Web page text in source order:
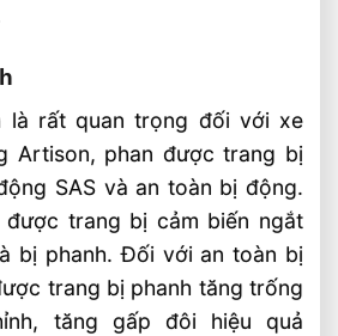
là rất quan trọng đối với xe
Artison, phan được trang bị
SAS và an toàn bị động.
trang bị cảm biến ngắt
bị phanh. Đối với an toàn bị
trang bị phanh tăng trống
tăng gấp đôi hiệu quả